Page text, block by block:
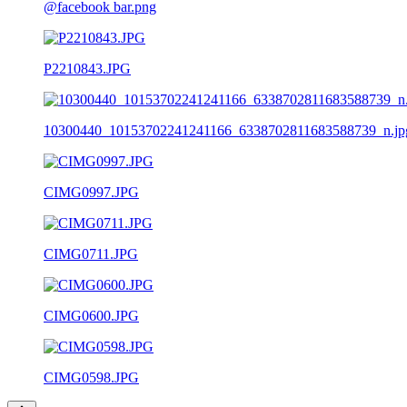
@facebook bar.png
P2210843.JPG
CIMG0997.JPG
CIMG0711.JPG
CIMG0600.JPG
CIMG0598.JPG